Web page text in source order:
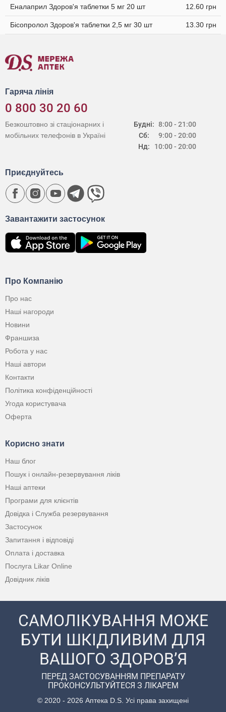
Еналаприл Здоров'я таблетки 5 мг 20 шт 12.60 грн
Бісопролол Здоров'я таблетки 2,5 мг 30 шт 13.30 грн
Гаряча лінія
0 800 30 20 60
Будні:
Сб:
Нд:
8:00 - 21:00
9:00 - 20:00
10:00 - 20:00
Безкоштовно зі стаціонарних і
мобільних телефонів в Україні
Про Компанію
Про нас
Наші нагороди
Новини
Франшиза
Робота у нас
Наші автори
Контакти
Політика конфіденційності
Угода користувача
Оферта
Корисно знати
Наш блог
Пошук і онлайн-резервування ліків
Наші аптеки
Програми для клієнтів
Довідка і Служба резервування
Застосунок
Запитання і відповіді
Оплата і доставка
Послуга Likar Online
Довідник ліків
Завантажити застосунок
Приєднуйтесь
САМОЛІКУВАННЯ МОЖЕ
БУТИ ШКІДЛИВИМ ДЛЯ
ВАШОГО ЗДОРОВ’Я
ПЕРЕД ЗАСТОСУВАННЯМ ПРЕПАРАТУ
ПРОКОНСУЛЬТУЙТЕСЯ З ЛІКАРЕМ
© 2020 - 2026 Аптека D.S. Усі права захищені